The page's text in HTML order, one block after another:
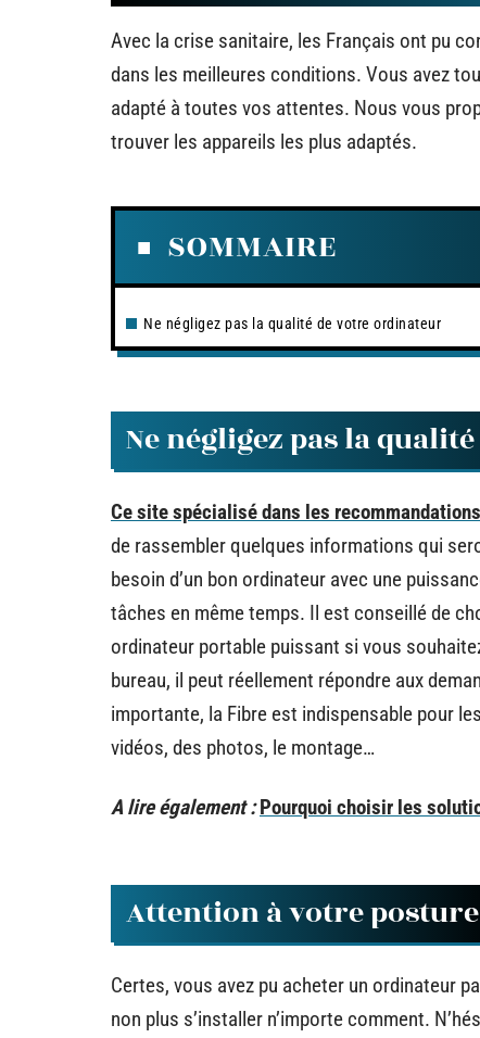
Avec la crise sanitaire, les Français ont pu
dans les meilleures conditions. Vous avez
adapté à toutes vos attentes. Nous vous
trouver les appareils les plus adaptés.
SOMMAIRE
Ne négligez pas la qualité de votre ordinateur
Ne négligez pas la
Ce site spécialisé dans les recommandations
de rassembler quelques informations qui
besoin d’un bon ordinateur avec une
tâches en même temps. Il est conseillé de
ordinateur portable puissant si vous
bureau, il peut réellement répondre aux
importante, la Fibre est indispensable pour
vidéos, des photos, le montage…
A lire également : Pourquoi choisir les
Attention à votre
Certes, vous avez pu acheter un ordinateur
non plus s’installer n’importe comment.